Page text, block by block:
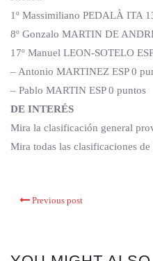
1º Massimiliano PEDALÀ ITA
8º Gonzalo MARTIN DE
17º Manuel LEON-SOTELO
– Antonio MARTINEZ ESP 0
– Pablo MARTIN ESP 0 puntos
DE INTERÉS
Mira la clasificación general
Mira todas las clasificaciones de
Previous post